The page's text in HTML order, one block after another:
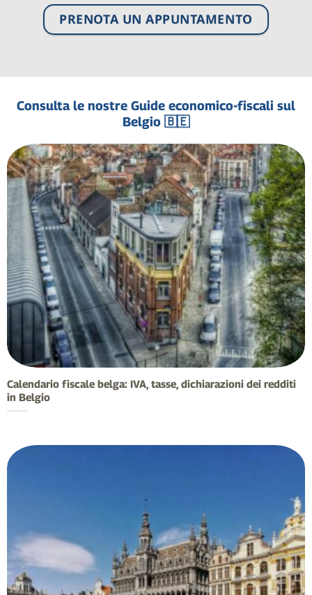
PRENOTA UN APPUNTAMENTO
Consulta le nostre Guide economico-fiscali sul
Belgio 🇧🇪
Calendario fiscale belga: IVA, tasse, dichiarazioni dei redditi
in Belgio